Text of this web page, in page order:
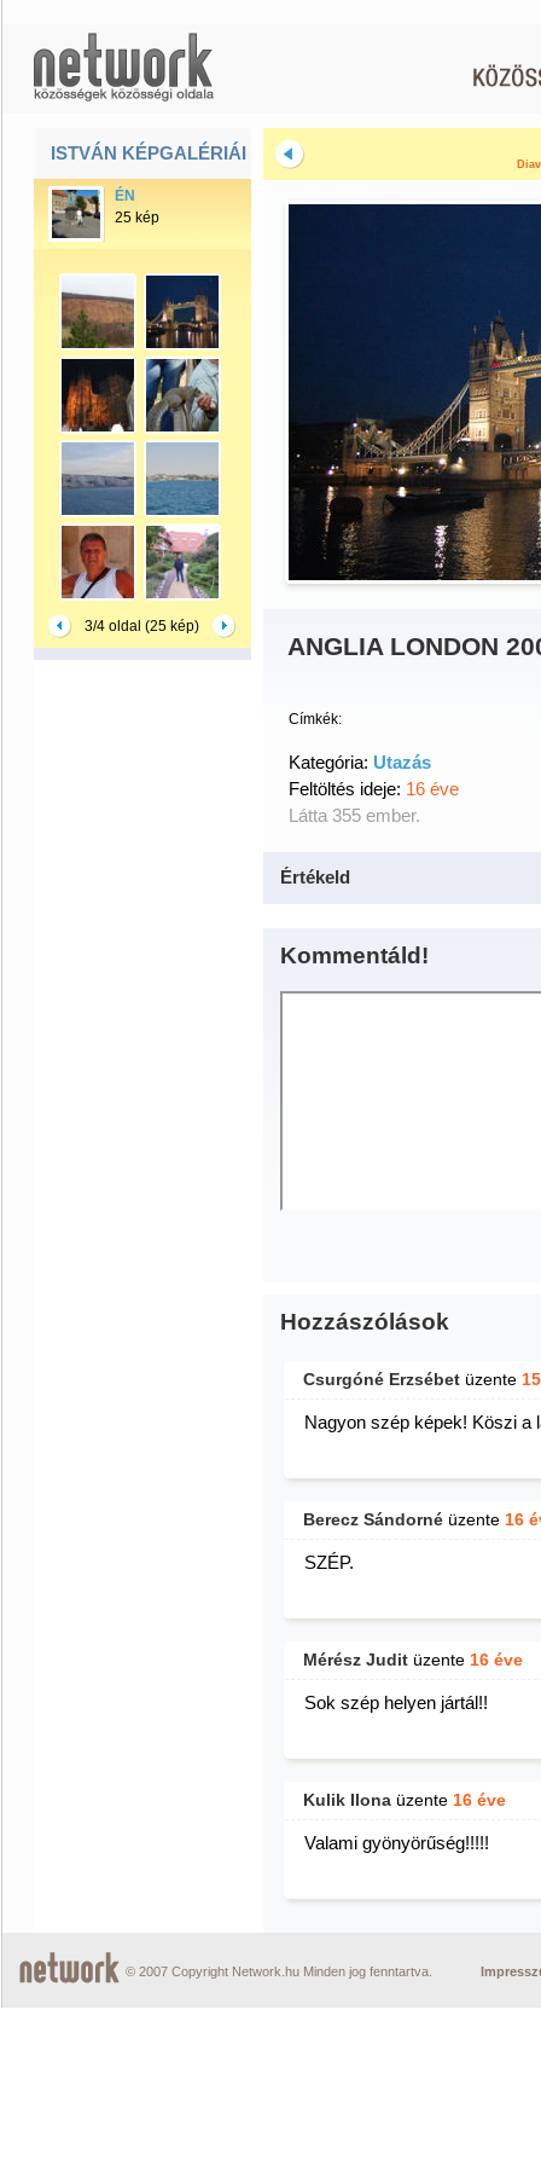
ISTVÁN KÉPGALÉRIÁI
ÉN
25 kép
3/4 oldal (25 kép)
ANGLIA LONDON
Címkék:
Kategória: Utazás
Feltöltés ideje: 16 éve
Látta 355 ember.
Értékeld
Kommentáld!
Hozzászólások
Csurgóné Erzsébet üzente
Nagyon szép képek! Köszi a
Berecz Sándorné üzente 16
SZÉP.
Mérész Judit üzente 16 éve
Sok szép helyen jártál!!
Kulik Ilona üzente 16 éve
Valami gyönyörűség!!!!!
© 2007 Copyright Network.hu Minden jog fenntartva.